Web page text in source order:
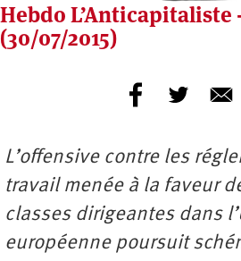
Hebdo L’Anticapitaliste
(30/07/2015)
L’offensive contre les
travail menée à la faveur
classes dirigeantes dans
européenne poursuit